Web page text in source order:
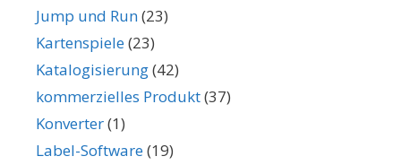
Jump und Run(23)
Kartenspiele(23)
Katalogisierung(42)
kommerzielles Produkt(37)
Konverter(1)
Label-Software(19)